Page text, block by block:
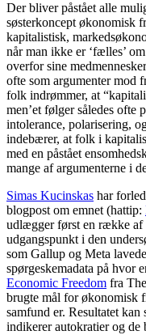
Der bliver påstået alle
søsterkoncept økonomisk
kapitalistisk,
når man ikke er ‘fælles’
overfor sine
ofte som argumenter mod
folk indrømmer, at
men’et følger således ofte
intolerance, polarisering,
indebærer, at folk i
med en påstået
mange af argumenterne i
Simas Kucinskas har
blogpost om emnet (hattip:
udlægger først en række af
udgangspunkt i den
som Gallup og Meta
spørgeskemadata på hvor
Economic Freedom fra
brugte mål for økonomisk
samfund er. Resultatet
indikerer autokratier og